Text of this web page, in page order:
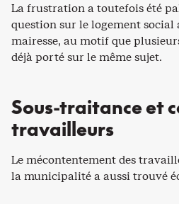
La frustration a toutefois été
question sur le logement social
mairesse, au motif que
déjà porté sur le même sujet.
Sous-traitance et
travailleurs
Le mécontentement des
la municipalité a aussi trouvé